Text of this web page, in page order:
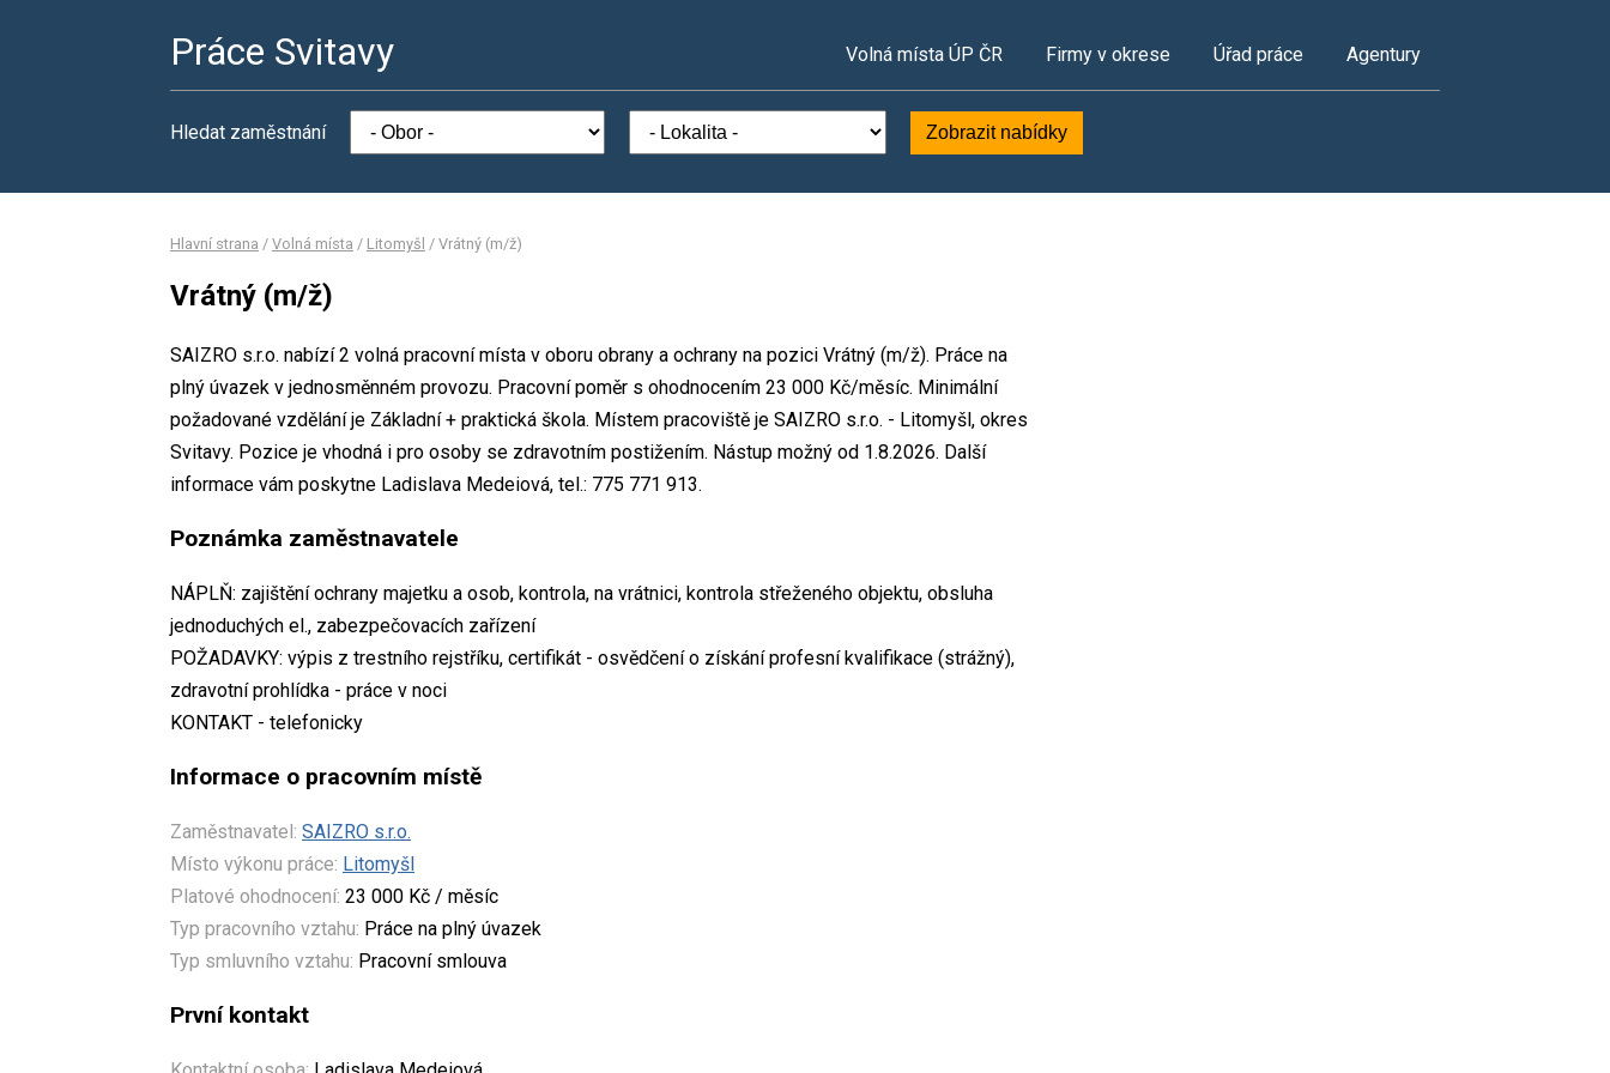
Práce Svitavy Volná místa ÚP ČR Firmy v okrese Úřad práce Agentury
Hledat zaměstnání Zobrazit nabídky
Hlavní strana / Volná místa / Litomyšl / Vrátný (m/ž)
Vrátný (m/ž)
SAIZRO s.r.o. nabízí 2 volná pracovní místa v oboru obrany a ochrany na pozici Vrátný (m/ž). Práce na
plný úvazek v jednosměnném provozu. Pracovní poměr s ohodnocením 23 000 Kč/měsíc. Minimální
požadované vzdělání je Základní + praktická škola. Místem pracoviště je SAIZRO s.r.o. - Litomyšl, okres
Svitavy. Pozice je vhodná i pro osoby se zdravotním postižením. Nástup možný od 1.8.2026. Další
informace vám poskytne Ladislava Medeiová, tel.: 775 771 913.
Poznámka zaměstnavatele
NÁPLŇ: zajištění ochrany majetku a osob, kontrola, na vrátnici, kontrola střeženého objektu, obsluha
jednoduchých el., zabezpečovacích zařízení
POŽADAVKY: výpis z trestního rejstříku, certifikát - osvědčení o získání profesní kvalifikace (strážný),
zdravotní prohlídka - práce v noci
KONTAKT - telefonicky
Informace o pracovním místě
Zaměstnavatel: SAIZRO s.r.o.
Místo výkonu práce: Litomyšl
Platové ohodnocení: 23 000 Kč / měsíc
Typ pracovního vztahu: Práce na plný úvazek
Typ smluvního vztahu: Pracovní smlouva
První kontakt